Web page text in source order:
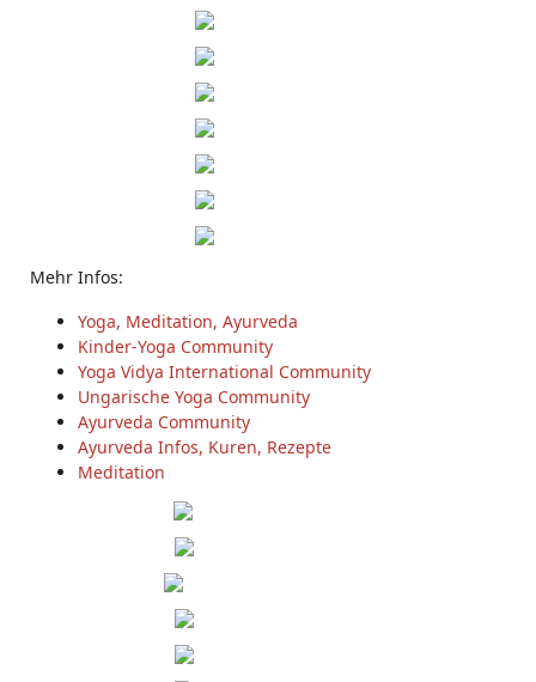
Mehr Infos:
Yoga, Meditation, Ayurveda
Kinder-Yoga Community
Yoga Vidya International Community
Ungarische Yoga Community
Ayurveda Community
Ayurveda Infos, Kuren, Rezepte
Meditation